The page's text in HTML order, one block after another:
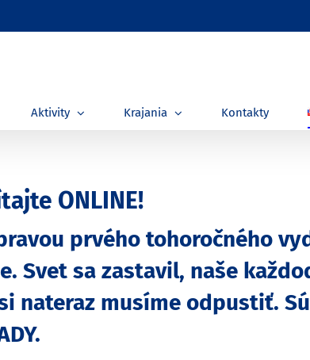
Aktivity Krajania Kontakty
ONLINE!
prvého tohoročného
Svet sa zastavil, naše
nateraz musíme odpustiť.